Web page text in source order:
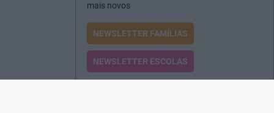
mais novos
NEWSLETTER FAMÍLIAS
NEWSLETTER ESCOLAS